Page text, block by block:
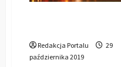
Redakcja Portalu
29
października 2019